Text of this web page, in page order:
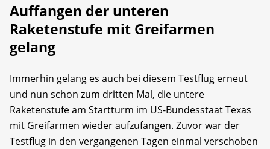
Auffangen der unteren
Raketenstufe mit Greifarmen
gelang
Immerhin gelang es auch bei diesem Testflug erneut
und nun schon zum dritten Mal, die untere
Raketenstufe am Startturm im US-Bundesstaat Texas
mit Greifarmen wieder aufzufangen. Zuvor war der
Testflug in den vergangenen Tagen einmal verschoben